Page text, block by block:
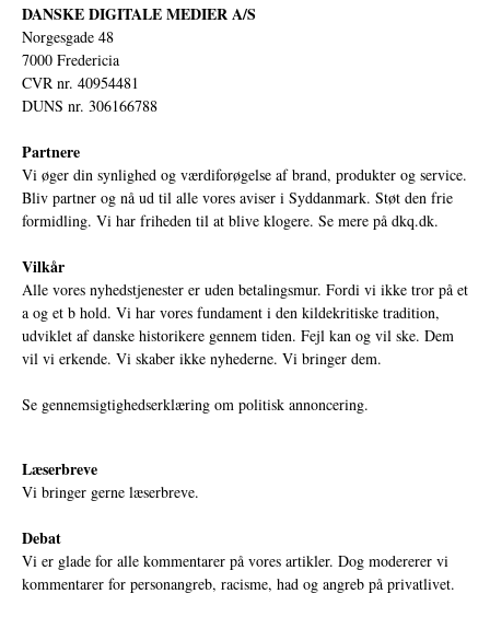
DANSKE DIGITALE MEDIER A/S
Norgesgade 48
7000 Fredericia
CVR nr. 40954481
DUNS nr. 306166788
Partnere
Vi øger din synlighed og værdiforøgelse af brand, produkter og service.
Bliv partner og nå ud til alle vores aviser i Syddanmark. Støt den frie
formidling. Vi har friheden til at blive klogere. Se mere på dkq.dk.
Vilkår
Alle vores nyhedstjenester er uden betalingsmur. Fordi vi ikke tror på et
a og et b hold. Vi har vores fundament i den kildekritiske tradition,
udviklet af danske historikere gennem tiden. Fejl kan og vil ske. Dem
vil vi erkende. Vi skaber ikke nyhederne. Vi bringer dem.
Se gennemsigtighedserklæring om politisk annoncering.
Læserbreve
Vi bringer gerne læserbreve.
Debat
Vi er glade for alle kommentarer på vores artikler. Dog modererer vi
kommentarer for personangreb, racisme, had og angreb på privatlivet.